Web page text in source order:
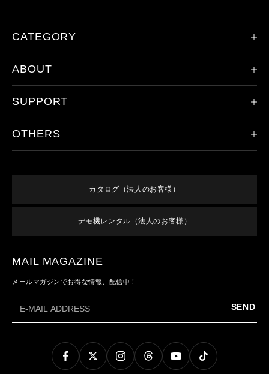
CATEGORY
限定モデル
その他のライト
アクセサリ
ABOUT
会社概要
SUPPORT
製品登録
オンラインショップご利用案内
OTHERS
利用規約
特定商取引法に基づく表記
カタログ（法人のお客様）
デモ機レンタル（法人のお客様）
MAIL MAGAZINE
メールマガジンでお得な情報、配信中！
SEND